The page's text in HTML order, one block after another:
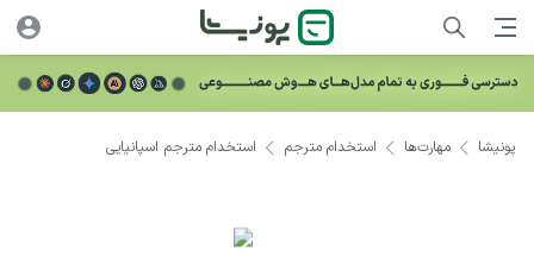
پونیشا مهارت‌ها استخدام مترجم استخدام مترجم اسپانیایی